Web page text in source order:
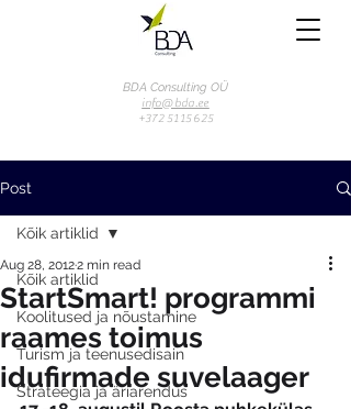
BDA Consulting OÜ
info@bda.ee
+372 51 15 625
Post
Kõik artiklid
Koolitused ja nõustamine
Turism ja teenusedisain
Strateegia ja äriarendus
Kõik artiklid
StartSmart! programmi
raames toimus
idufirmade suvelaager
Aug 28, 20122 min read